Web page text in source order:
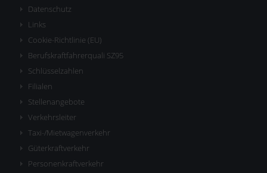
Datenschutz
Links
Cookie-Richtlinie (EU)
Berufskraftfahrerquali SZ95
Schlüsselzahlen
Filialen
Stellenangebote
Verkehrsleiter
Taxi-/Mietwagenverkehr
Güterkraftverkehr
Personenkraftverkehr